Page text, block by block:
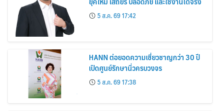
5 ส.ค. 69 17:42
HANN ต่อยอดความเชี่ยวชาญกว่า 30 ปี
เปิดศูนย์รักษานิ่วครบวงจร
5 ส.ค. 69 17:38